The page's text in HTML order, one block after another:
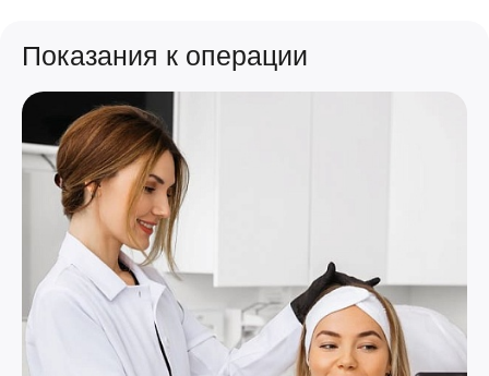
Показания к операции